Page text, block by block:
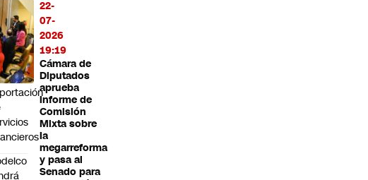
22-
07-
2026
19:19
Cámara de
Diputados
aprueba
informe de
Comisión
Mixta sobre
la
megarreforma
y pasa al
Senado para